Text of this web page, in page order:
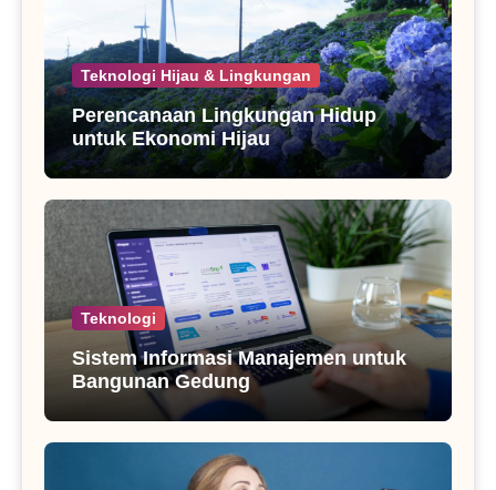
Teknologi Hijau & Lingkungan
Perencanaan Lingkungan Hidup
untuk Ekonomi Hijau
Teknologi
Sistem Informasi Manajemen untuk
Bangunan Gedung